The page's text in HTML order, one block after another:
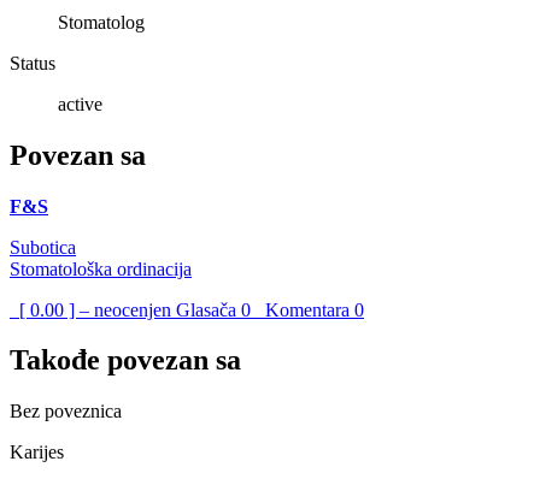
Stomatolog
Status
active
Povezan sa
F&S
Subotica
Stomatološka ordinacija
[ 0.00 ] – neocenjen Glasača 0 Komentara 0
Takođe povezan sa
Bez poveznica
Karijes